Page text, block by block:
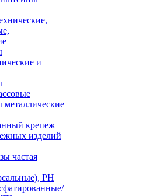
и
крепеж
изделий
частая
PH